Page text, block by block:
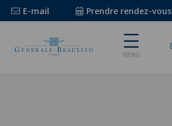
E-mail Prendre rendez-vous
MENU